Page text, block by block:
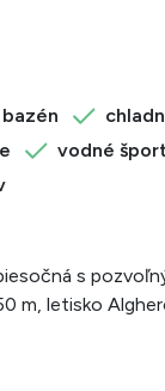
vodné
s
m, letisko